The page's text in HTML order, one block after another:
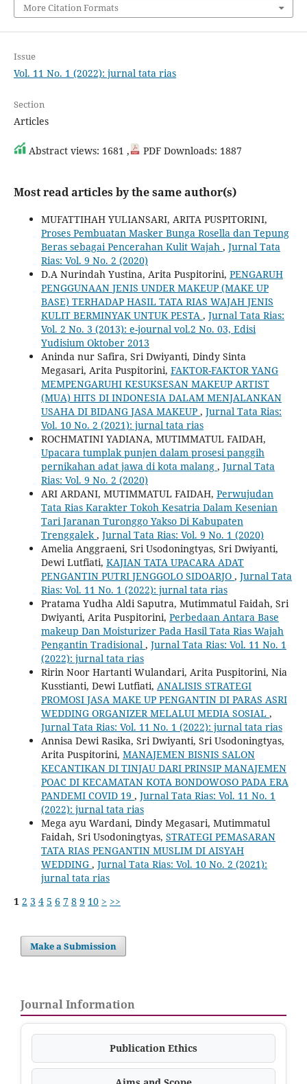
More Citation Formats
Issue
Vol. 11 No. 1 (2022): jurnal tata rias
Section
Articles
Abstract views: 1681 , PDF Downloads: 1887
Most read articles by the same author(s)
MUFATTIHAH YULIANSARI, ARITA PUSPITORINI,
Proses Pembuatan Masker Bunga Rosella dan Tepung
Beras sebagai Pencerahan Kulit Wajah , Jurnal Tata
Rias: Vol. 9 No. 2 (2020)
D.A Nurindah Yustina, Arita Puspitorini, PENGARUH
PENGGUNAAN JENIS UNDER MAKEUP (MAKE UP
BASE) TERHADAP HASIL TATA RIAS WAJAH JENIS
KULIT BERMINYAK UNTUK PESTA , Jurnal Tata Rias:
Vol. 2 No. 3 (2013): e-journal vol.2 No. 03, Edisi
Yudisium Oktober 2013
Aninda nur Safira, Sri Dwiyanti, Dindy Sinta
Megasari, Arita Puspitorini, FAKTOR-FAKTOR YANG
MEMPENGARUHI KESUKSESAN MAKEUP ARTIST
(MUA) HITS DI INDONESIA DALAM MENJALANKAN
USAHA DI BIDANG JASA MAKEUP , Jurnal Tata Rias:
Vol. 10 No. 2 (2021): jurnal tata rias
ROCHMATINI YADIANA, MUTIMMATUL FAIDAH,
Upacara tumplak punjen dalam prosesi panggih
pernikahan adat jawa di kota malang , Jurnal Tata
Rias: Vol. 9 No. 2 (2020)
ARI ARDANI, MUTIMMATUL FAIDAH, Perwujudan
Tata Rias Karakter Tokoh Kesatria Dalam Kesenian
Tari Jaranan Turonggo Yakso Di Kabupaten
Trenggalek , Jurnal Tata Rias: Vol. 9 No. 1 (2020)
Amelia Anggraeni, Sri Usodoningtyas, Sri Dwiyanti,
Dewi Lutfiati, KAJIAN TATA UPACARA ADAT
PENGANTIN PUTRI JENGGOLO SIDOARJO , Jurnal Tata
Rias: Vol. 11 No. 1 (2022): jurnal tata rias
Pratama Yudha Aldi Saputra, Mutimmatul Faidah, Sri
Dwiyanti, Arita Puspitorini, Perbedaan Antara Base
makeup Dan Moisturizer Pada Hasil Tata Rias Wajah
Pengantin Tradisional , Jurnal Tata Rias: Vol. 11 No. 1
(2022): jurnal tata rias
Ririn Noor Hartanti Wulandari, Arita Puspitorini, Nia
Kusstianti, Dewi Lutfiati, ANALISIS STRATEGI
PROMOSI JASA MAKE UP PENGANTIN DI PARAS ASRI
WEDDING ORGANIZER MELALUI MEDIA SOSIAL ,
Jurnal Tata Rias: Vol. 11 No. 1 (2022): jurnal tata rias
Annisa Dewi Rasika, Sri Dwiyanti, Sri Usodoningtyas,
Arita Puspitorini, MANAJEMEN BISNIS SALON
KECANTIKAN DI TINJAU DARI PRINSIP MANAJEMEN
POAC DI KECAMATAN KOTA BONDOWOSO PADA ERA
PANDEMI COVID 19 , Jurnal Tata Rias: Vol. 11 No. 1
(2022): jurnal tata rias
Mega ayu Wardani, Dindy Megasari, Mutimmatul
Faidah, Sri Usodoningtyas, STRATEGI PEMASARAN
TATA RIAS PENGANTIN MUSLIM DI AISYAH
WEDDING , Jurnal Tata Rias: Vol. 10 No. 2 (2021):
jurnal tata rias
1 2 3 4 5 6 7 8 9 10 > >>
Make a Submission
Journal Information
Publication Ethics